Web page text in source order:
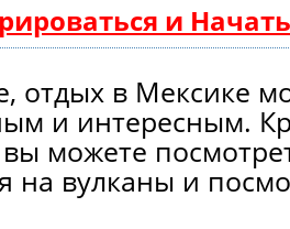
и
отдых в Мексике
и интересным.
вы можете
на вулканы и